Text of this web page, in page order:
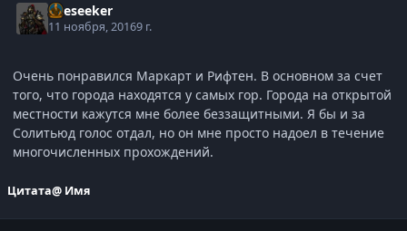
Oreseeker
11 ноября, 20169 г.
Очень понравился Маркарт и Рифтен. В основном за счет
того, что города находятся у самых гор. Города на открытой
местности кажутся мне более беззащитными. Я бы и за
Солитьюд голос отдал, но он мне просто надоел в течение
многочисленных прохождений.
Цитата@ Имя